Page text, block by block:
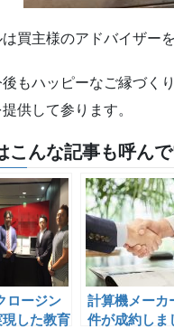
買主様のアドバイザー
もハッピーなご縁づく
供して参ります。
こんな記事も呼ん
ロージン
現した教育
計算機メーカ
件が成約しま